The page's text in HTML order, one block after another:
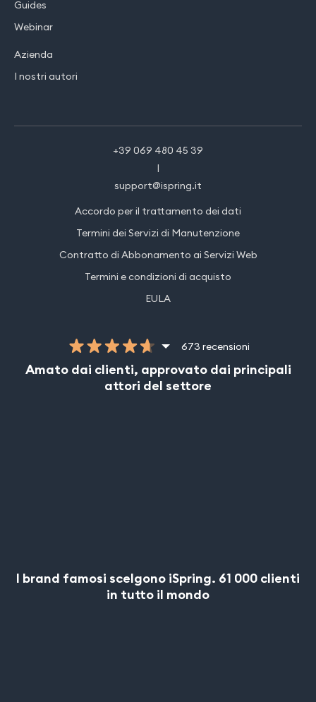
Guides
Webinar
Azienda
I nostri autori
+39 069 480 45 39
|
support@ispring.it
Accordo per il trattamento dei dati
Termini dei Servizi di Manutenzione
Contratto di Abbonamento ai Servizi Web
Termini e condizioni di acquisto
EULA
673 recensioni
Amato dai clienti, approvato dai principali
attori del settore
I brand famosi scelgono iSpring. 61 000 clienti
in tutto il mondo